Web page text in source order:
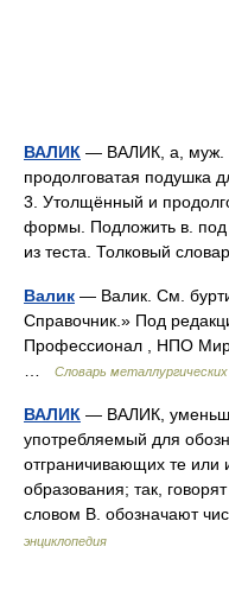
ВАЛИК — ВАЛИК, а, муж.
продолговатая подушка
3. Утолщённый и
формы. Подложить в. под
из теста. Толковый
Валик — Валик. См.
Справочник.» Под
Профессионал , НПО Мир
Словарь
ВАЛИК — ВАЛИК,
употребляемый для
отграничивающих те или
образования; так,
словом В. обозначают
энциклопедия